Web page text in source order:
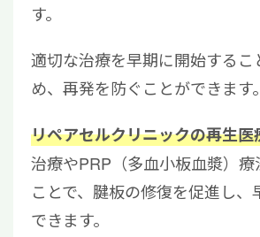
す。
適切な治療を早期に開始するこ
め、再発を防ぐことができます。
リペアセルクリニックの再生医
治療やPRP（多血小板血漿）療
ことで、腱板の修復を促進し、
できます。